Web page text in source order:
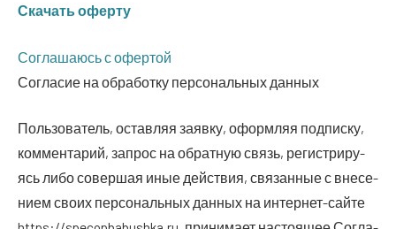
Ска­чать оферту
Согла­ша­юсь с офертой
Согла­сие на обра­бот­ку пер­со­наль­ных данных
Поль­зо­ва­тель, остав­ляя заяв­ку, оформ­ляя под­пис­ку,
ком­мен­та­рий, запрос на обрат­ную связь, реги­стри­ру­
ясь либо совер­шая иные дей­ствия, свя­зан­ные с вне­се­
ни­ем сво­их пер­со­наль­ных дан­ных на интер­нет-сай­те